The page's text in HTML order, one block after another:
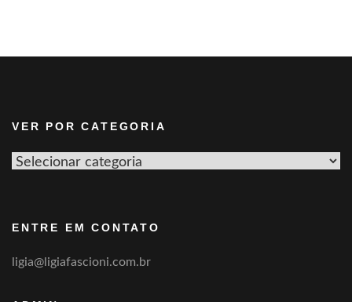
VER POR CATEGORIA
Ver
ENTRE EM CONTATO
ligia@ligiafascioni.com.br